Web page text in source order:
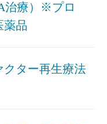
治療）※プロ
薬品
クター再生療法